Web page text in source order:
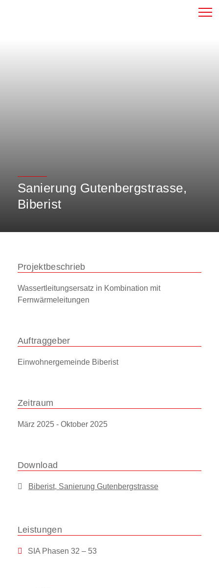
Sanierung Gutenbergstrasse,
Biberist
Projektbeschrieb
Wassertleitungsersatz in Kombination mit
Fernwärmeleitungen
Auftraggeber
Einwohnergemeinde Biberist
Zeitraum
März 2025 - Oktober 2025
Download
Biberist, Sanierung Gutenbergstrasse
Leistungen
SIA Phasen 32 – 53